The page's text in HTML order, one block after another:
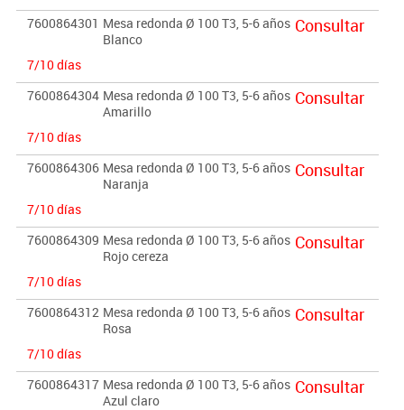
Importante:
abonará más del 90% del valor de la mercancía.
7600864301 Mesa redonda Ø 100 T3, 5-6 años
Blanco
7/10 días
Consultar
7600864304 Mesa redonda Ø 100 T3, 5-6 años
Amarillo
7/10 días
Consultar
7600864306 Mesa redonda Ø 100 T3, 5-6 años
Naranja
7/10 días
Consultar
7600864309 Mesa redonda Ø 100 T3, 5-6 años
Rojo cereza
7/10 días
Consultar
7600864312 Mesa redonda Ø 100 T3, 5-6 años
Rosa
7/10 días
Consultar
7600864317 Mesa redonda Ø 100 T3, 5-6 años
Azul claro
Consultar